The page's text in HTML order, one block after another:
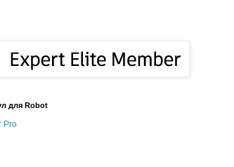
для Robot
Pro